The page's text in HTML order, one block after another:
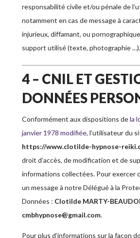
responsabilité civile et/ou pénale de
notamment en cas de message à
injurieux, diffamant, ou
support utilisé (texte, photographie …).
4 – CNIL ET
DONNÉES
Conformément aux dispositions dela
janvier 1978 modifiée, l’utilisateur du
https://www.clotilde-hypnose-
droit d’accès, de modification et de
informations collectées. Pour exercer
un message à notre Délégué à la
Données : Clotilde MARTY-
cmbhypnose@gmail.com.
Pour plus d’informations sur la façon